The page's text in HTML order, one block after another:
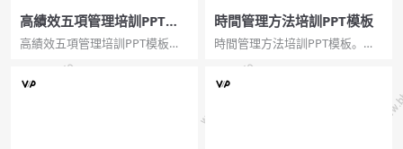
高績效五項管理培訓PPT模
板
高績效五項管理培訓PPT模板。
定目標,分解目標,達成目標。時間
時間管理方法培訓PPT模板
時間管理方法培訓PPT模板。為
和具體實施。...